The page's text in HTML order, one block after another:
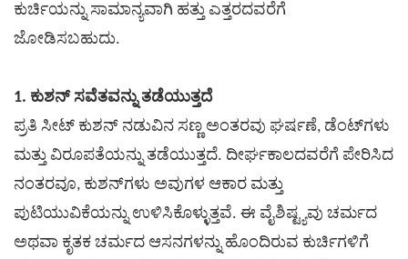
ಕುರ್ಚಿಯನ್ನು ಸಾಮಾನ್ಯವಾಗಿ ಹತ್ತು ಎತ್ತರದವರೆಗೆ
ಜೋಡಿಸಬಹುದು.
1. ಕುಶನ್ ಸವೆತವನ್ನು ತಡೆಯುತ್ತದೆ
ಪ್ರತಿ ಸೀಟ್ ಕುಶನ್ ನಡುವಿನ ಸಣ್ಣ ಅಂತರವು ಘರ್ಷಣೆ, ಡೆಂಟ್‌ಗಳು
ಮತ್ತು ವಿರೂಪತೆಯನ್ನು ತಡೆಯುತ್ತದೆ. ದೀರ್ಘಕಾಲದವರೆಗೆ ಪೇರಿಸಿದ
ನಂತರವೂ, ಕುಶನ್‌ಗಳು ಅವುಗಳ ಆಕಾರ ಮತ್ತು
ಪುಟಿಯುವಿಕೆಯನ್ನು ಉಳಿಸಿಕೊಳ್ಳುತ್ತವೆ. ಈ ವೈಶಿಷ್ಟ್ಯವು ಚರ್ಮದ
ಅಥವಾ ಕೃತಕ ಚರ್ಮದ ಆಸನಗಳನ್ನು ಹೊಂದಿರುವ ಕುರ್ಚಿಗಳಿಗೆ